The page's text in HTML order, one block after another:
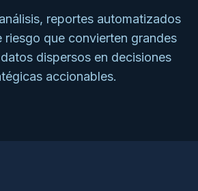
reportes automatizados
riesgo que convierten grandes
dispersos en decisiones
accionables.